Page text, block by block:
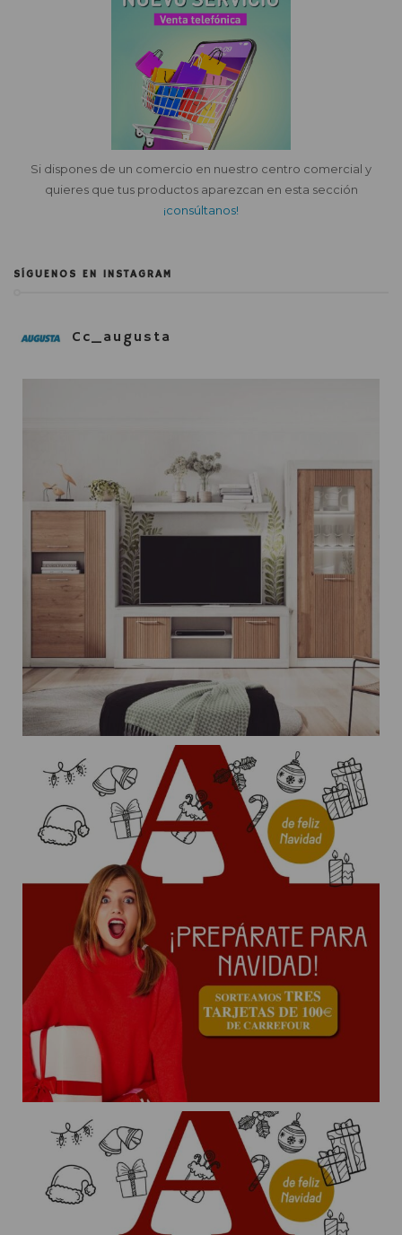
Si dispones de un comercio en nuestro centro comercial y
quieres que tus productos aparezcan en esta sección
¡consúltanos!
SÍGUENOS EN INSTAGRAM
Cc_augusta